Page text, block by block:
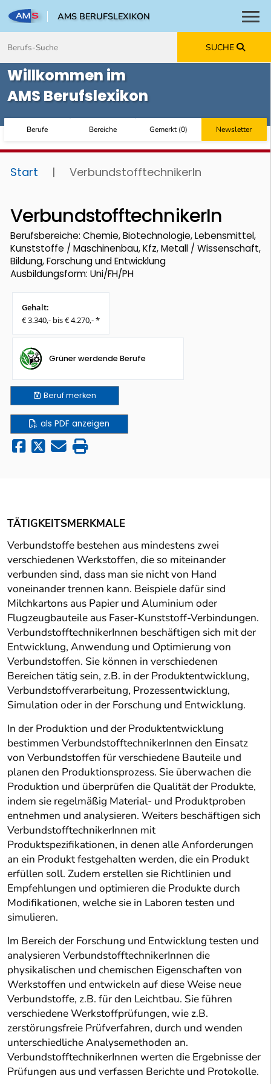
AMS BERUFSLEXIKON
SUCHE
Willkommen im
AMS Berufslexikon
Berufe Bereiche Gemerkt(0) Newsletter
Start | VerbundstofftechnikerIn
VerbundstofftechnikerIn
Berufsbereiche: Chemie, Biotechnologie, Lebensmittel,
Kunststoffe / Maschinenbau, Kfz, Metall / Wissenschaft,
Bildung, Forschung und Entwicklung
Ausbildungsform: Uni/FH/PH
Gehalt:
€ 3.340,- bis € 4.270,- *
Grüner werdende Berufe
Berufmerken
als PDF anzeigen
TÄTIGKEITSMERKMALE
Verbundstoffe bestehen aus mindestens zwei
verschiedenen Werkstoffen, die so miteinander
verbunden sind, dass man sie nicht von Hand
voneinander trennen kann. Beispiele dafür sind
Milchkartons aus Papier und Aluminium oder
Flugzeugbauteile aus Faser-Kunststoff-Verbindungen.
VerbundstofftechnikerInnen beschäftigen sich mit der
Entwicklung, Anwendung und Optimierung von
Verbundstoffen. Sie können in verschiedenen
Bereichen tätig sein, z.B. in der Produktentwicklung,
Verbundstoffverarbeitung, Prozessentwicklung,
Simulation oder in der Forschung und Entwicklung.
In der Produktion und der Produktentwicklung
bestimmen VerbundstofftechnikerInnen den Einsatz
von Verbundstoffen für verschiedene Bauteile und
planen den Produktionsprozess. Sie überwachen die
Produktion und überprüfen die Qualität der Produkte,
indem sie regelmäßig Material- und Produktproben
entnehmen und analysieren. Weiters beschäftigen sich
VerbundstofftechnikerInnen mit
Produktspezifikationen, in denen alle Anforderungen
an ein Produkt festgehalten werden, die ein Produkt
erfüllen soll. Zudem erstellen sie Richtlinien und
Empfehlungen und optimieren die Produkte durch
Modifikationen, welche sie in Laboren testen und
simulieren.
Im Bereich der Forschung und Entwicklung testen und
analysieren VerbundstofftechnikerInnen die
physikalischen und chemischen Eigenschaften von
Werkstoffen und entwickeln auf diese Weise neue
Verbundstoffe, z.B. für den Leichtbau. Sie führen
verschiedene Werkstoffprüfungen, wie z.B.
zerstörungsfreie Prüfverfahren, durch und wenden
unterschiedliche Analysemethoden an.
VerbundstofftechnikerInnen werten die Ergebnisse der
Prüfungen aus und verfassen Berichte und Protokolle.